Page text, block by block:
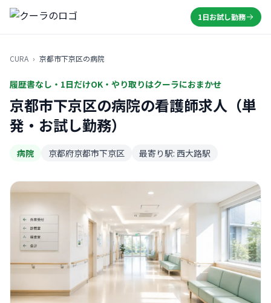
1日お試し勤務
CURA › 京都市下京区の病院
履歴書なし・1日だけOK・やり取りはクーラにおまかせ
京都市下京区の病院の看護師求人（単
発・お試し勤務）
病院 京都府京都市下京区 最寄り駅: 西大路駅